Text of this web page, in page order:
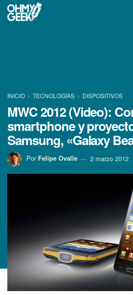
INICIO TECNOLOGÍ­AS DISPOSITIVOS
MWC 2012 (Video):
smartphone y
Samsung, «Galaxy
Por Felipe Ovalle 2 marzo 2012